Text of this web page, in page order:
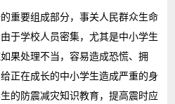
重要组成部分，事关人民群众生命
于学校人员密集，尤其是中小学生
果处理不当，容易造成恐慌、拥
正在成长的中小学生造成严重的身
的防震减灾知识教育，提高震时应